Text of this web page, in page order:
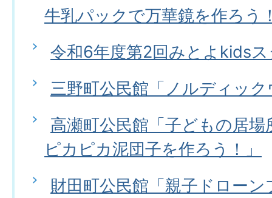
牛乳パックで万華鏡を作ろう
令和6年度第2回みとよkids
三野町公民館「ノルディッ
高瀬町公民館「子どもの居
ピカピカ泥団子を作ろう！」
財田町公民館「親子ドロー